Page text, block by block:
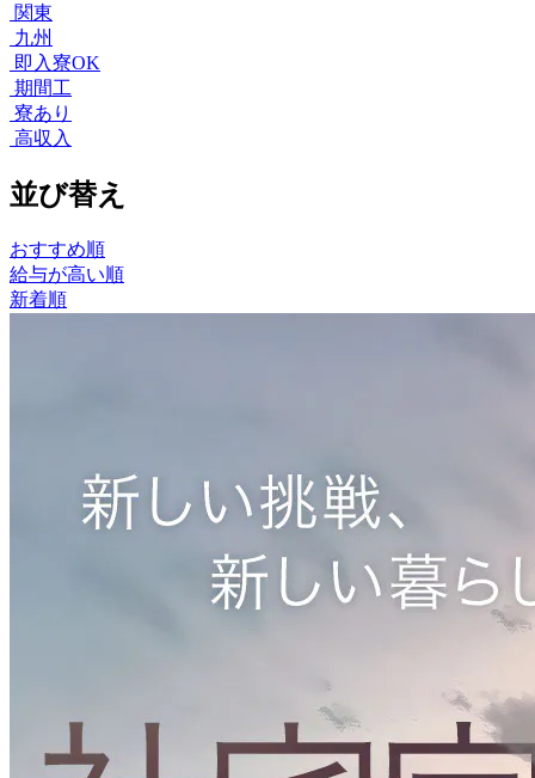
関東
九州
即入寮OK
期間工
寮あり
高収入
並び替え
おすすめ順
給与が高い順
新着順